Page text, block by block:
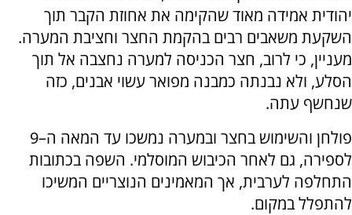
יהודית אמידה מאוד שהקימה את אחוזת הקבר תוך
השקעת משאבים רבים בהקמת החצר וחציבת המערה.
מעניין, כי לרוב, חצר הכניסה למערה נחצבה אל תוך
הסלע, ולא נבנתה כמבנה מפואר עשוי אבנים, כזה
שנחשף עתה.
פולחן והשימוש בחצר ובמערה נמשכו עד המאה ה–9
לספירה, גם לאחר הכיבוש המוסלמי. השפה בכתובות
התחלפה לערבית, אך המאמינים הנוצריים המשיכו
להתפלל במקום.